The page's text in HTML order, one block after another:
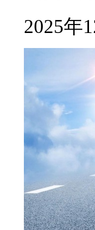
2025年